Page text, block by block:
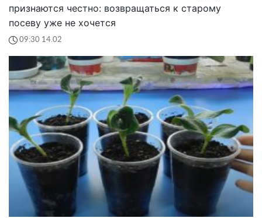
признаются честно: возвращаться к старому
посеву уже не хочется
09:30 14.02